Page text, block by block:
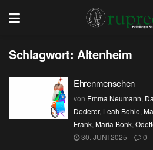
Schlagwort:Altenheim
Ehrenmenschen
von Emma Neumann,
Dederer, Leah Bohle,
Frank, Maria Bonk,
30. JUNI 2025
0